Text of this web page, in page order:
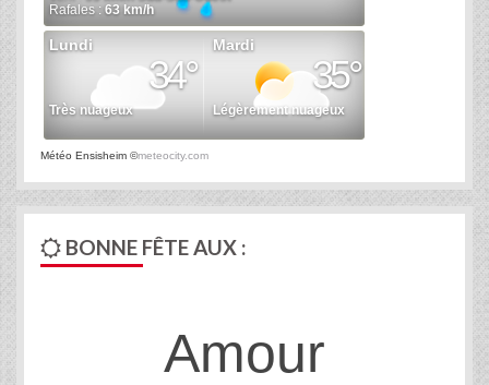
Météo Ensisheim ©meteocity.com
BONNE FÊTE AUX :
Amour